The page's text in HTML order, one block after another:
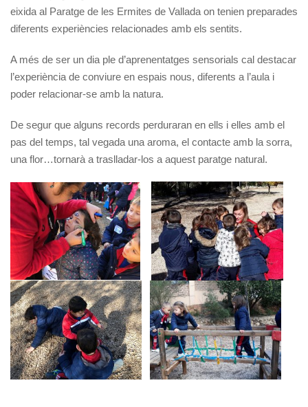
eixida al Paratge de les Ermites de Vallada on tenien preparades
diferents experiències relacionades amb els sentits.
A més de ser un dia ple d’aprenentatges sensorials cal destacar
l’experiència de conviure en espais nous, diferents a l’aula i
poder relacionar-se amb la natura.
De segur que alguns records perduraran en ells i elles amb el
pas del temps, tal vegada una aroma, el contacte amb la sorra,
una flor…tornarà a traslladar-los a aquest paratge natural.